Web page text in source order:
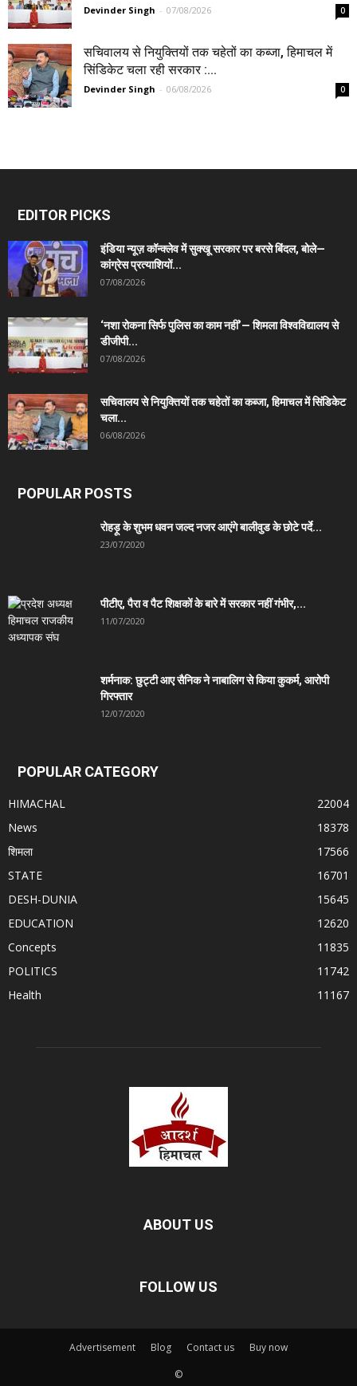
Devinder Singh - 07/08/2026 0
सचिवालय से नियुक्तियों तक चहेतों का कब्जा, हिमाचल में
सिंडिकेट चला रही सरकार :...
Devinder Singh - 06/08/2026 0
EDITOR PICKS
इंडिया न्यूज़ कॉन्क्लेव में सुक्खू सरकार पर बरसे बिंदल, बोले—
कांग्रेस प्रत्याशियों...
07/08/2026
‘नशा रोकना सिर्फ पुलिस का काम नहीं’— शिमला विश्वविद्यालय से
डीजीपी...
07/08/2026
सचिवालय से नियुक्तियों तक चहेतों का कब्जा, हिमाचल में सिंडिकेट
चला...
06/08/2026
POPULAR POSTS
रोहड़ू के शुभम धवन जल्द नजर आएंगे बालीवुड के छोटे पर्दे...
23/07/2020
पीटीए, पैरा व पैट शिक्षकों के बारे में सरकार नहीं गंभीर,...
11/07/2020
शर्मनाक: छुट्टी आए सैनिक ने नाबालिग से किया कुकर्म, आरोपी
गिरफ्तार
12/07/2020
POPULAR CATEGORY
HIMACHAL
22004
News
18378
शिमला
17566
STATE
16701
DESH-DUNIA
15645
EDUCATION
12620
Concepts
11835
POLITICS
11742
Health
11167
ABOUT US
FOLLOW US
Advertisement Blog Contact us
Buy now
©